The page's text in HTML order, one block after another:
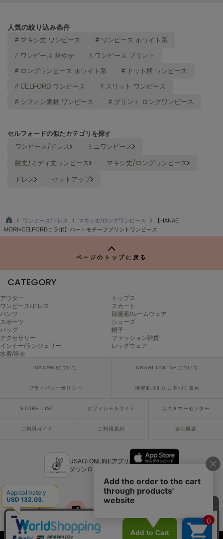
ナイキ
ナウンス
ヌル
On
オン
Onitsuka Tiger
ORR
オル
Philly chocolate
フィリーチョコレート
poláura
ポローラ
PUMA
プーマ
サンリオハウス
SESAME STREET MARKET
セサミストリートマーケット
SHAKA
シャカ
人気の絞り込み条件
# マキシ丈 ワンピース # ワンピース ホワイト系
# ワンピース 華やか # ワンピース プリント
# ロングワンピース ホワイト系 # ドット柄 ワンピース
# CELFORD ワンピース # スリット ワンピース
# シフォン素材 ワンピース # プリント ロングワンピース
セルフォードの似たカテゴリを探す
ワンピース/ドレス
ミニワンピース
膝丈/ミディ丈ワンピース
マキシ丈/ロングワンピース
ドレス
セットアップ
TO
P
ワンピース/ドレス マキシ丈/ロングワンピース
【HANAE
MORI×CELFORDコラボ】ハートモチーフプリントワンピース
ページのトップに戻る
CATEGORY
アウター
トップス
ワンピース/ドレス
スカート
パンツ
部屋着/ルームウェア
スポーツ
シューズ
バッグ
帽子
アクセサリー
ファッション雑貨
インナー/ランジェリー
レッグウェア
水着/浴衣
MA CARDについて USAGI ONLINEについて
プライバシーポリシー 特定商取引法に基づく表示
STORE LIST オフィシャルサイト カスタマーセンター
ご利用ガイド ご利用規約 会社概要
USAGI ONLINEアプリ
ダウンロードはこちら
x facebook LINE mail